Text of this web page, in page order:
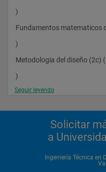
)
Fundamentos matematicos
)
Metodologia del diseño (2c)
)
Fundamentos de informatica
diseño asistido por
Seguir leyendo
Solicitar
a
Ingeniería Técnica en